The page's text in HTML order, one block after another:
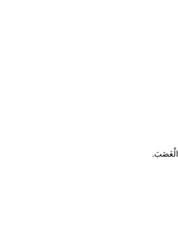
‌الْغَضَبَ.